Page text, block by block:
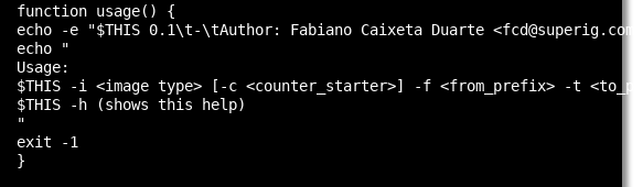
  function usage() {
echo -e "$THIS 0.1\t-\tAuthor: Fabiano Caixeta Duarte
  echo "
  Usage:
$THIS -i <image type> [-c <counter_starter>] -f <from_prefix> -t
  $THIS -h (shows this help)
  "
  exit -1
  }